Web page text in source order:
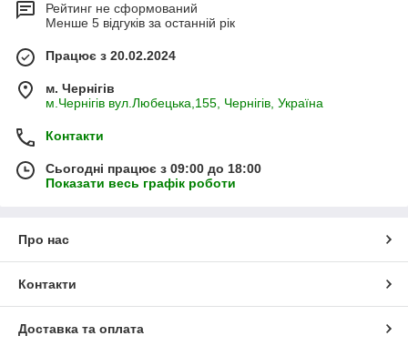
Рейтинг не сформований
Менше 5 відгуків за останній рік
Працює з 20.02.2024
м. Чернігів
м.Чернігів вул.Любецька,155, Чернігів, Україна
Контакти
Сьогодні працює з 09:00 до 18:00
Показати весь графік роботи
Про нас
Контакти
Доставка та оплата